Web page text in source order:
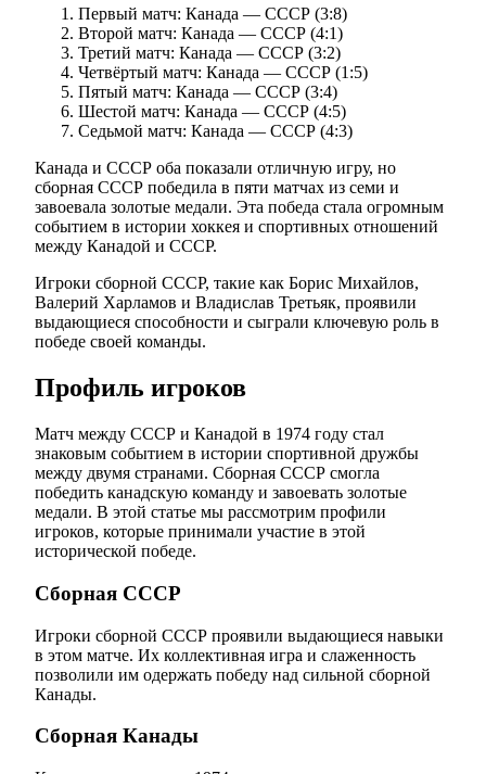
Первый матч: Канада — СССР (3:8)
Второй матч: Канада — СССР (4:1)
Третий матч: Канада — СССР (3:2)
Четвёртый матч: Канада — СССР (1:5)
Пятый матч: Канада — СССР (3:4)
Шестой матч: Канада — СССР (4:5)
Седьмой матч: Канада — СССР (4:3)
Канада и СССР оба показали отличную игру, но
сборная СССР победила в пяти матчах из семи и
завоевала золотые медали. Эта победа стала огромным
событием в истории хоккея и спортивных отношений
между Канадой и СССР.
Игроки сборной СССР, такие как Борис Михайлов,
Валерий Харламов и Владислав Третьяк, проявили
выдающиеся способности и сыграли ключевую роль в
победе своей команды.
Профиль игроков
Матч между СССР и Канадой в 1974 году стал
знаковым событием в истории спортивной дружбы
между двумя странами. Сборная СССР смогла
победить канадскую команду и завоевать золотые
медали. В этой статье мы рассмотрим профили
игроков, которые принимали участие в этой
исторической победе.
Сборная СССР
Игроки сборной СССР проявили выдающиеся навыки
в этом матче. Их коллективная игра и слаженность
позволили им одержать победу над сильной сборной
Канады.
Сборная Канады